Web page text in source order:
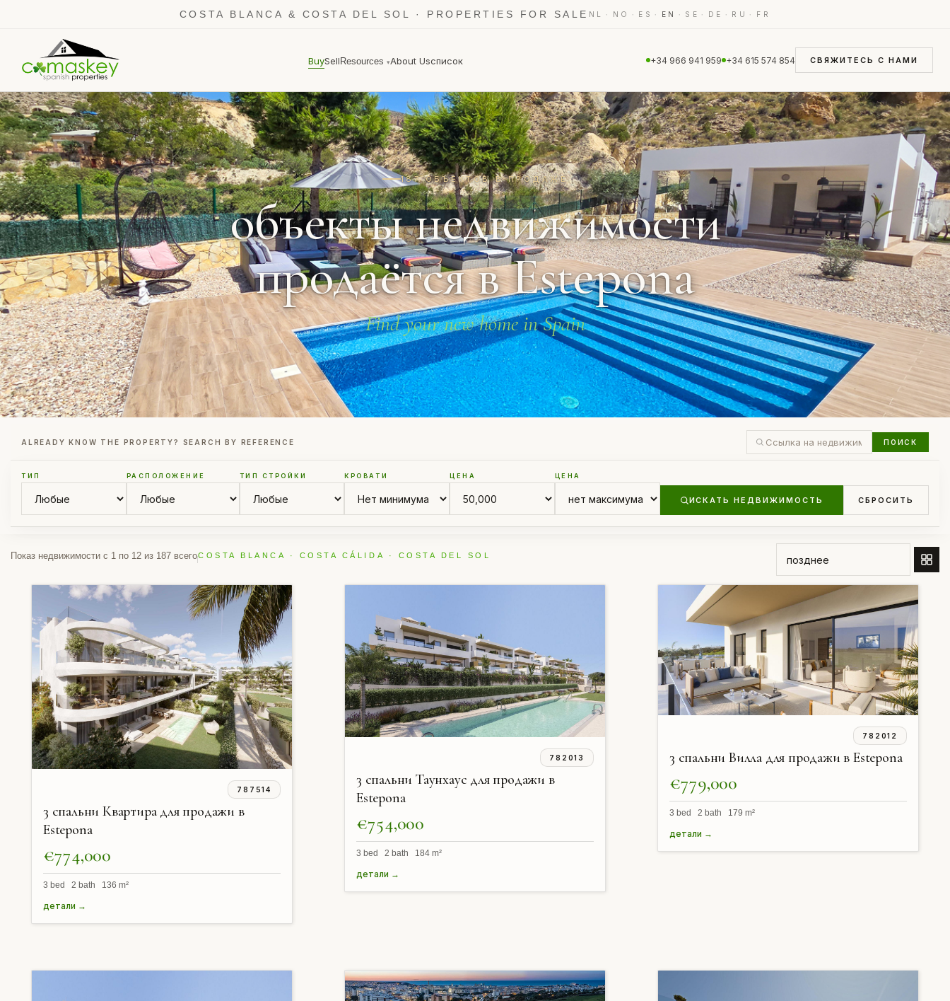
COSTA BLANCA & COSTA DEL SOL · PROPERTIES FOR SALE NL · NO · ES · EN · SE · DE · RU · FR
BuySellResources▾About Usсписок +34 966 941 959 +34 615 574 854 СВЯЖИТЕСЬ С НАМИ
187 ОБЪЕКТОВ В ПРОДАЖЕ
объекты недвижимости
продаётся в Estepona
Find your new home in Spain
ALREADY KNOW THE PROPERTY? SEARCH BY REFERENCE ПОИСК
ТИП РАСПОЛОЖЕНИЕ ТИП СТРОЙКИ КРОВАТИ ЦЕНА ЦЕНА
ИСКАТЬ НЕДВИЖИМОСТЬ СБРОСИТЬ
Показ недвижимости с 1 по 12 из 187 всегоCOSTA BLANCA · COSTA CÁLIDA · COSTA DEL SOL
СОРТИРОВАТЬ ПО
787514
3 спальни Квартира для продажи в
Estepona
€774,000
3 bed 2 bath 136 m²
детали →
782013
3 спальни Таунхаус для продажи в
Estepona
€754,000
3 bed 2 bath 184 m²
детали →
782012
3 спальни Вилла для продажи в Estepona
€779,000
3 bed 2 bath 179 m²
детали →